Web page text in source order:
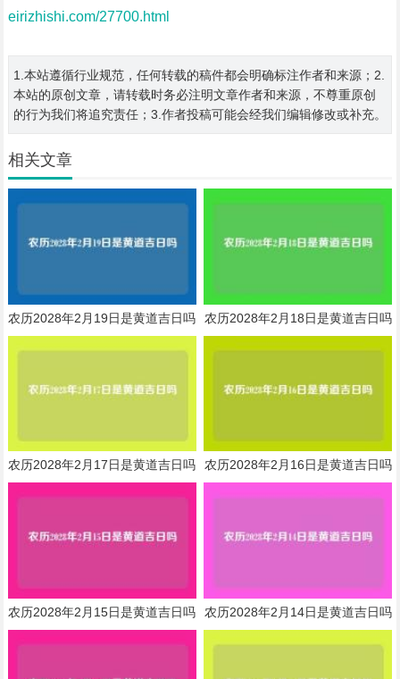
eirizhishi.com/27700.html
1.本站遵循行业规范，任何转载的稿件都会明确标注作者和来源；2.
本站的原创文章，请转载时务必注明文章作者和来源，不尊重原创
的行为我们将追究责任；3.作者投稿可能会经我们编辑修改或补充。
相关文章
农历2028年2月19日是黄道吉日吗 农历2028年2月18日是黄道吉日吗
农历2028年2月17日是黄道吉日吗 农历2028年2月16日是黄道吉日吗
农历2028年2月15日是黄道吉日吗 农历2028年2月14日是黄道吉日吗